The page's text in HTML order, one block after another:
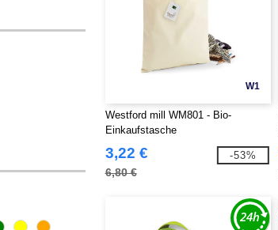
W1
Westford mill WM801 - Bio-
Einkaufstasche
3,22 €
6,80 €
-53%